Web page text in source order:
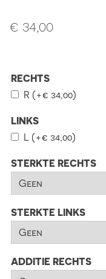
€ 34,00
RECHTS
R (+€ 34,00)
LINKS
L (+€ 34,00)
STERKTE RECHTS
STERKTE LINKS
ADDITIE RECHTS